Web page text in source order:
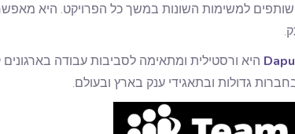
למשימות השונות במשך כל הפרויקט. היא
היא ורסטילית ומתאימה לסביבות עבודה בארגונים
גדולות ובתאגידי ענק בארץ ובעולם.